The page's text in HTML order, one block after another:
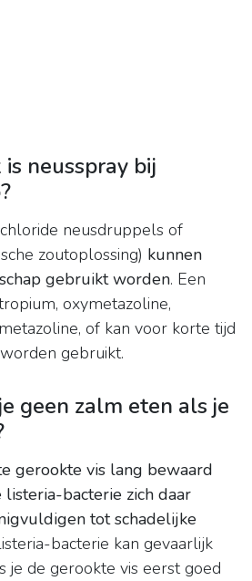
neusspray bij
neusdruppels of
zoutoplossing) kunnen
gebruikt worden. Een
oxymetazoline,
of kan voor korte tijd
gebruikt.
geen zalm eten als je
gerookte vis lang bewaard
listeria-bacterie zich daar
tot schadelijke
bacterie kan gevaarlijk
je de gerookte vis eerst goed